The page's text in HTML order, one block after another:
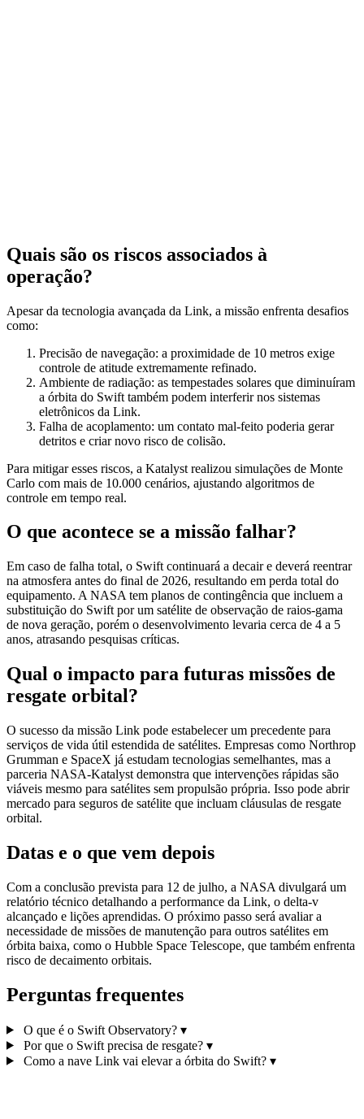
Quais são os riscos associados à
operação?
Apesar da tecnologia avançada da Link, a missão enfrenta desafios
como:
Precisão de navegação: a proximidade de 10 metros exige
controle de atitude extremamente refinado.
Ambiente de radiação: as tempestades solares que diminuíram
a órbita do Swift também podem interferir nos sistemas
eletrônicos da Link.
Falha de acoplamento: um contato mal‑feito poderia gerar
detritos e criar novo risco de colisão.
Para mitigar esses riscos, a Katalyst realizou simulações de Monte
Carlo com mais de 10.000 cenários, ajustando algoritmos de
controle em tempo real.
O que acontece se a missão falhar?
Em caso de falha total, o Swift continuará a decair e deverá reentrar
na atmosfera antes do final de 2026, resultando em perda total do
equipamento. A NASA tem planos de contingência que incluem a
substituição do Swift por um satélite de observação de raios‑gama
de nova geração, porém o desenvolvimento levaria cerca de 4 a 5
anos, atrasando pesquisas críticas.
Qual o impacto para futuras missões de
resgate orbital?
O sucesso da missão Link pode estabelecer um precedente para
serviços de vida útil estendida de satélites. Empresas como Northrop
Grumman e SpaceX já estudam tecnologias semelhantes, mas a
parceria NASA‑Katalyst demonstra que intervenções rápidas são
viáveis mesmo para satélites sem propulsão própria. Isso pode abrir
mercado para seguros de satélite que incluam cláusulas de resgate
orbital.
Datas e o que vem depois
Com a conclusão prevista para 12 de julho, a NASA divulgará um
relatório técnico detalhando a performance da Link, o delta‑v
alcançado e lições aprendidas. O próximo passo será avaliar a
necessidade de missões de manutenção para outros satélites em
órbita baixa, como o Hubble Space Telescope, que também enfrenta
risco de decaimento orbitais.
Perguntas frequentes
O que é o Swift Observatory? ▾
Por que o Swift precisa de resgate? ▾
Como a nave Link vai elevar a órbita do Swift? ▾